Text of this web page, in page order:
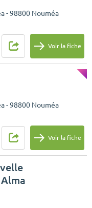
- 98800 Nouméa
Voir la fiche
- 98800 Nouméa
Voir la fiche